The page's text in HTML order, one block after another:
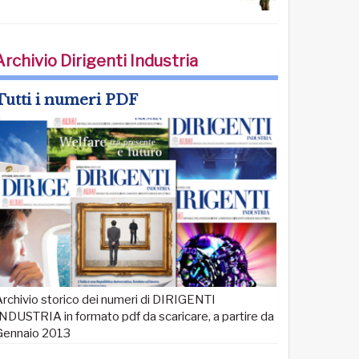
Dirigenti Industria
i numeri PDF
storico dei numeri di DIRIGENTI
in formato pdf da scaricare, a partire da
2013